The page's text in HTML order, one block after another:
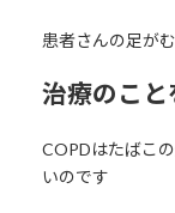
患者さんの足が
治療のこと
COPDはたばこ
いのです